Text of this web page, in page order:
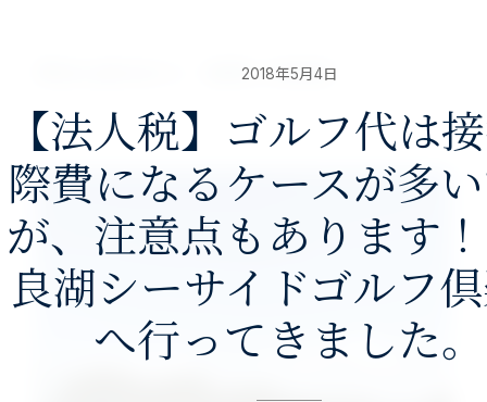
澤田公認会計士・税理士事務所
2018年5月4日
【法人税】ゴルフ代は
際費になるケースが多
が、注意点もあります
良湖シーサイドゴルフ
へ行ってきました。